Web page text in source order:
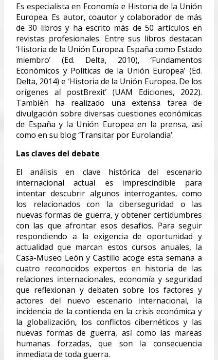
Es especialista en Economía e Historia de la Unión
Europea. Es autor, coautor y colaborador de más
de 30 libros y ha escrito más de 50 artículos en
revistas profesionales. Entre sus libros destacan
‘Historia de la Unión Europea. España como Estado
miembro’ (Ed. Delta, 2010), ‘Fundamentos
Económicos y Políticas de la Unión Europea’ (Ed.
Delta, 2014) e ‘Historia de la Unión Europea. De los
orígenes al postBrexit’ (UAM Ediciones, 2022).
También ha realizado una extensa tarea de
divulgación sobre diversas cuestiones económicas
de España y la Unión Europea en la prensa, así
como en su blog ‘Transitar por Eurolandia’.
Las claves del debate
El análisis en clave histórica del escenario
internacional actual es imprescindible para
intentar descubrir algunos interrogantes, como
los relacionados con la ciberseguridad o las
nuevas formas de guerra, y obtener certidumbres
con las que afrontar esos desafíos. Para seguir
respondiendo a la exigencia de oportunidad y
actualidad que marcan estos cursos anuales, la
Casa-Museo León y Castillo acoge esta semana a
cuatro reconocidos expertos en historia de las
relaciones internacionales, economía y seguridad
que reflexionan y debaten sobre los factores y
actores del nuevo escenario internacional, la
incidencia de la contienda en la crisis económica y
la globalización, los conflictos cibernéticos y las
nuevas formas de guerra, así como las mareas
humanas forzadas, que son la consecuencia
inmediata de toda guerra.